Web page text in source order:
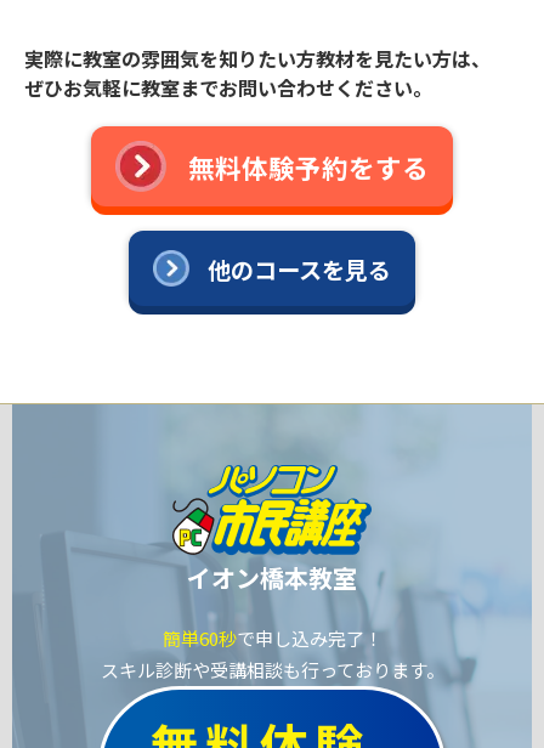
実際に教室の雰囲気を知りたい方教材を見たい方は、
ぜひお気軽に教室までお問い合わせください。
無料体験予約をする
他のコースを見る
イオン橋本教室
簡単60秒で申し込み完了！
スキル診断や受講相談も行っております。